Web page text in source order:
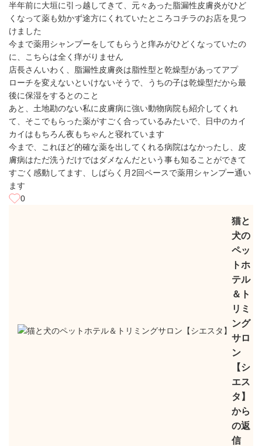
半年前に大垣に引っ越してきて、元々あった脂漏性皮膚炎がひど
くなって薬も効かず途方にくれていたところコチラのお店を見つ
けました
今まで薬用シャンプーをしてもらうと痒みがひどくなっていたの
に、こちらは全く痒がりません
店長さんいわく、脂漏性皮膚炎は脂性型と乾燥型があってアプ
ローチを変えないといけないそうで、うちの子は乾燥型だから最
後に保湿をするとのこと
あと、土地勘のない私に皮膚病に強い動物病院も紹介してくれ
て、そこでもらった薬がすごく合っているみたいで、日中のカイ
カイはもちろん夜もちゃんと寝れています
今まで、これほど的確な薬を出してくれる病院はなかったし、皮
膚病はただ洗うだけではダメなんだという事も知ることができて
すごく感動してます、しばらく月2回ペースで薬用シャンプー通い
ます
0
猫と
犬の
ペッ
トホ
テル
＆ト
リミ
ング
サロ
ン
【シ
エス
タ】
から
の返
信